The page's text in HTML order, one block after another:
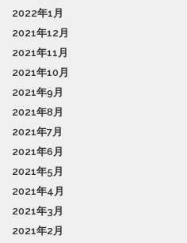
2022年1月
2021年12月
2021年11月
2021年10月
2021年9月
2021年8月
2021年7月
2021年6月
2021年5月
2021年4月
2021年3月
2021年2月